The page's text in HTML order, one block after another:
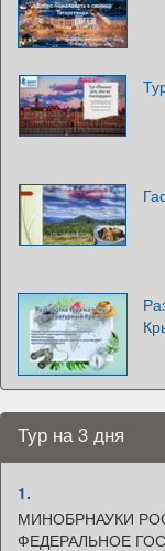
Тур на 3 дня
1.
МИНОБРНАУКИ
ФЕДЕРАЛЬНОЕ